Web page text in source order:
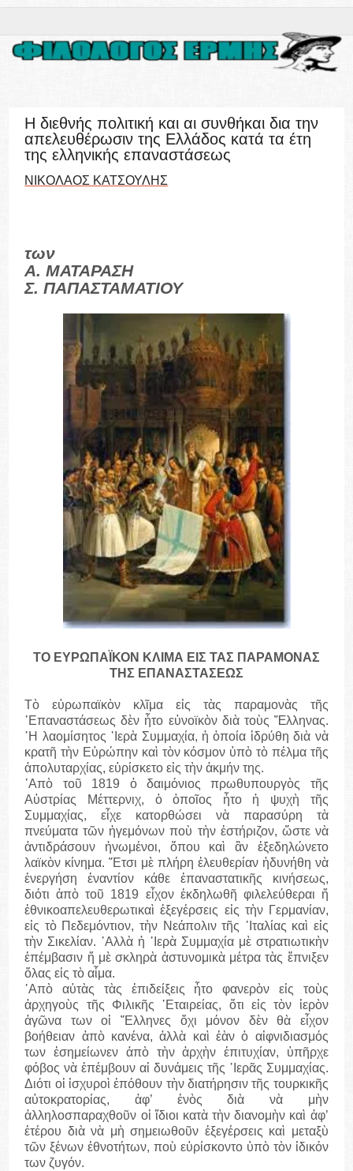
Η διεθνής πολιτική και αι συνθήκαι δια την
απελευθέρωσιν της Ελλάδος κατά τα έτη
της ελληνικής επαναστάσεως
ΝΙΚΟΛΑΟΣ ΚΑΤΣΟΥΛΗΣ
των
Α. ΜΑΤΑΡΑΣΗ
Σ. ΠΑΠΑΣΤΑΜΑΤΙΟΥ
ΤΟ ΕΥΡΩΠΑΪΚΟΝ ΚΛΙΜΑ ΕΙΣ ΤΑΣ ΠΑΡΑΜΟΝΑΣ
ΤΗΣ ΕΠΑΝΑΣΤΑΣΕΩΣ
Τὸ εὐρωπαϊκὸν κλῖμα εἰς τὰς παραμονὰς τῆς
᾽Επαναστάσεως δὲν ἦτο εὐνοϊκὸν διὰ τοὺς Ἕλληνας.
῾Η λαομίσητος ῾Ιερὰ Συμμαχία, ἡ ὁποία ἱδρύθη διὰ νὰ
κρατῆ τὴν Εὐρώπην καὶ τὸν κόσμον ὑπὸ τὸ πέλμα τῆς
ἀπολυταρχίας, εὑρίσκετο εἰς τὴν ἀκμήν της.
᾽Απὸ τοῦ 1819 ὁ δαιμόνιος πρωθυπουργὸς τῆς
Αὐστρίας Μέττερνιχ, ὁ ὁποῖος ἦτο ἡ ψυχὴ τῆς
Συμμαχίας, εἶχε κατορθώσει νὰ παρασύρη τὰ
πνεύματα τῶν ἡγεμόνων ποὺ τὴν ἐστήριζον, ὥστε νὰ
ἀντιδράσουν ἡνωμένοι, ὅπου καὶ ἂν ἐξεδηλώνετο
λαϊκὸν κίνημα. ῎Ετσι μὲ πλήρη ἐλευθερίαν ἠδυνήθη νὰ
ἐνεργήση ἐναντίον κάθε ἐπαναστατικῆς κινήσεως,
διότι ἀπὸ τοῦ 1819 εἶχον ἐκδηλωθῆ φιλελεύθεραι ἤ
ἐθνικοαπελευθερωτικαὶ ἐξεγέρσεις εἰς τὴν Γερμανίαν,
εἰς τὸ Πεδεμόντιον, τὴν Νεάπολιν τῆς ᾽Ιταλίας καὶ εἰς
τὴν Σικελίαν. ᾽Αλλὰ ἡ ῾Ιερὰ Συμμαχία μὲ στρατιωτικὴν
ἐπέμβασιν ἤ μὲ σκληρὰ ἀστυνομικὰ μέτρα τὰς ἔπνιξεν
ὅλας εἰς τὸ αἷμα.
᾽Απὸ αὐτὰς τὰς ἐπιδείξεις ἦτο φανερὸν εἰς τοὺς
ἀρχηγοὺς τῆς Φιλικῆς ῾Εταιρείας, ὅτι εἰς τὸν ἱερὸν
ἀγῶνα των οἱ ῞Ελληνες ὅχι μόνον δὲν θὰ εἶχον
βοήθειαν ἀπὸ κανένα, ἀλλὰ καὶ ἐὰν ὁ αἰφνιδιασμός
των ἐσημείωνεν ἀπὸ τὴν ἀρχὴν ἐπιτυχίαν, ὑπῆρχε
φόβος νὰ ἐπέμβουν αἱ δυνάμεις τῆς ῾Ιερᾶς Συμμαχίας.
Διότι οἱ ἰσχυροὶ ἐπόθουν τὴν διατήρησιν τῆς τουρκικῆς
αὐτοκρατορίας, ἀφ’ ἑνὸς διὰ νὰ μὴν
ἀλληλοσπαραχθοῦν οἱ ἴδιοι κατὰ τὴν διανομὴν καὶ ἀφ’
ἑτέρου διὰ νὰ μὴ σημειωθοῦν ἐξεγέρσεις καὶ μεταξὺ
τῶν ξένων ἐθνοτήτων, ποὺ εὑρίσκοντο ὑπὸ τὸν ἰδικόν
των ζυγόν.